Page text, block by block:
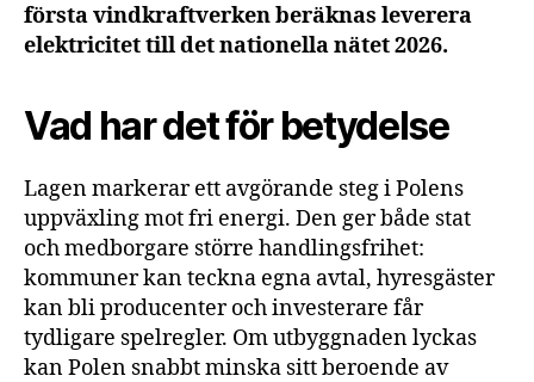
första vindkraftverken beräknas leverera
elektricitet till det nationella nätet 2026.
Vad har det för betydelse
Lagen markerar ett avgörande steg i Polens
uppväxling mot fri energi. Den ger både stat
och medborgare större handlingsfrihet:
kommuner kan teckna egna avtal, hyresgäster
kan bli producenter och investerare får
tydligare spelregler. Om utbyggnaden lyckas
kan Polen snabbt minska sitt beroende av